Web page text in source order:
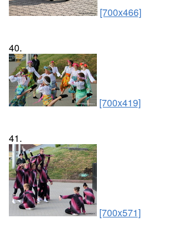
[700x466]
40.
[700x419]
41.
[700x571]